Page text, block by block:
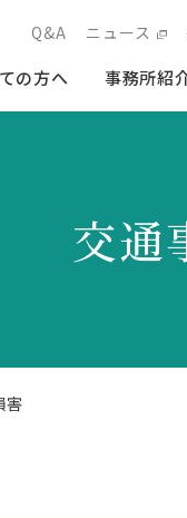
Q&A ニュース
の方へ 事務所紹
交通
害